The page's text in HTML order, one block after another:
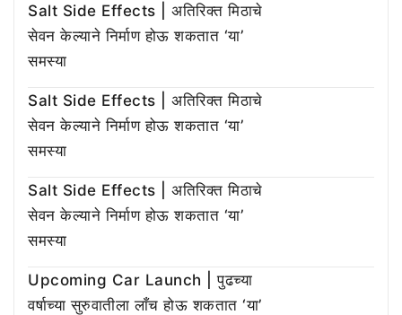
Salt Side Effects | अतिरिक्त मिठाचे
सेवन केल्याने निर्माण होऊ शकतात ‘या’
समस्या
Salt Side Effects | अतिरिक्त मिठाचे
सेवन केल्याने निर्माण होऊ शकतात ‘या’
समस्या
Salt Side Effects | अतिरिक्त मिठाचे
सेवन केल्याने निर्माण होऊ शकतात ‘या’
समस्या
Upcoming Car Launch | पुढच्या
वर्षाच्या सुरुवातीला लाँच होऊ शकतात ‘या’